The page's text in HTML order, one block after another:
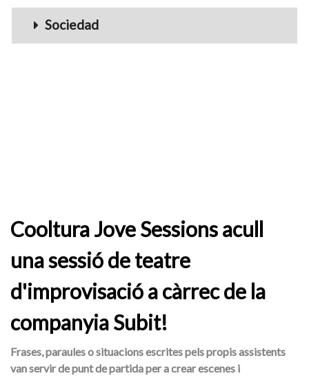
Sociedad
Cooltura Jove Sessions acull
una sessió de teatre
d'improvisació a càrrec de la
companyia Subit!
Frases, paraules o situacions escrites pels propis assistents
van servir de punt de partida per a crear escenes i